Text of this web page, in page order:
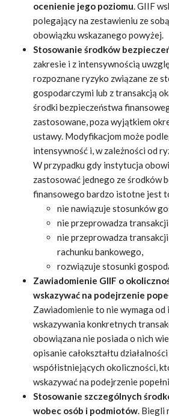
ocenienie jego poziomu. GIIF
polegający na zestawieniu ze
obowiązku wskazanego powyżej.
Stosowanie środków
zakresie i z intensywnością
rozpoznane ryzyko związane ze
gospodarczymi lub z transakcją
środki bezpieczeństwa
zastosowane, poza wyjątkiem
ustawy. Modyfikacjom może
intensywność i, w zależności od
W przypadku gdy instytucja
zastosować jednego ze środków
finansowego bardzo istotne jest
nie nawiązuje stosunków
nie przeprowadza
nie przeprowadza
rachunku bankowego,
rozwiązuje stosunki
Zawiadomienie GIIF o
wskazywać na podejrzenie
Zawiadomienie to nie wymaga
wskazywania konkretnych
obowiązana nie posiada o nich
opisanie całokształtu
współistniejących okoliczności,
wskazywać na podejrzenie
Stosowanie szczególnych
wobec osób i podmiotów. Biegli